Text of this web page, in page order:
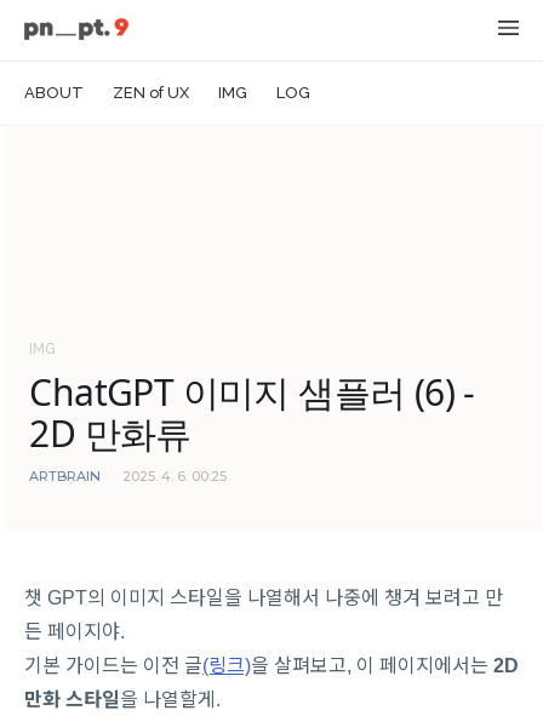
ABOUT ZEN of UX IMG LOG
IMG
ChatGPT 이미지 샘플러 (6) -
2D 만화류
ARTBRAIN 2025. 4. 6. 00:25
챗 GPT의 이미지 스타일을 나열해서 나중에 챙겨 보려고 만
든 페이지야.
기본 가이드는 이전 글(링크)을 살펴보고, 이 페이지에서는 2D
만화 스타일을 나열할게.